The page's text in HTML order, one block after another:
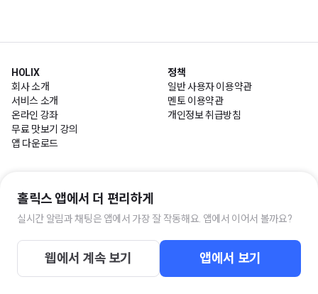
HOLIX
회사 소개
서비스 소개
온라인 강좌
무료 맛보기 강의
앱 다운로드
정책
일반 사용자 이용약관
멘토 이용약관
개인정보 취급방침
평일 10:00~17:00 / 점심시간 11:30~13:00
고객센터
주식회사 홀릭스팩토리 사업자 정보
통신판매 번호 : 제 2019-서울마포-2322호 | 사업자 등록번호 : 119-86-
홀릭스 앱에서 더 편리하게
실시간 알림과 채팅은 앱에서 가장 잘 작동해요. 앱에서 이어서 볼까요?
웹에서 계속 보기 앱에서 보기